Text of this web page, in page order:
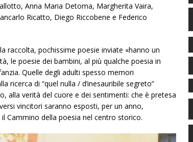
Anna Maria Detoma, Margherita Vaira,
Ricatto, Diego Riccobene e Federico
raccolta, pochissime poesie inviate «hanno un
le poesie dei bambini, al più qualche poesia in
Quelle degli adulti spesso memori
ricerca di “quel nulla / d’inesauribile segreto”
alla verità del cuore e dei sentimenti: che è pretesa
vincitori saranno esposti, per un anno,
Cammino della poesia nel centro storico.